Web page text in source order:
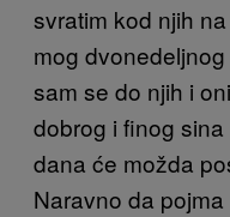
svratim kod njih
mog
sam se do njih i
dobrog i finog
dana će možda
Naravno da